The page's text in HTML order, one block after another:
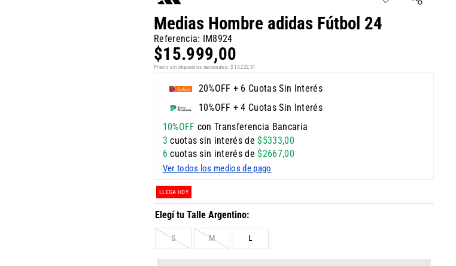
Medias Hombre adidas Fútbol 24
Referencia: IM8924
$15.999,00
Precio sin impuestos nacionales: $ 13.222 31
20%OFF + 6 Cuotas Sin Interés
10%OFF + 4 Cuotas Sin Interés
10%OFF con Transferencia Bancaria
3 cuotas sin interés de$5333,00
6 cuotas sin interés de$2667,00
Ver todos los medios de pago
LLEGA HOY
S M L